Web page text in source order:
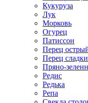
Кукуруза
Лук
Морковь
Огурец
Патиссон
Перец
Перец
Пряно-
Редис
Редька
Репа